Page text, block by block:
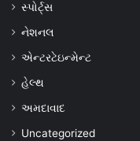
સ્પોર્ટ્સ
નેશનલ
એન્ટરટેઇન્મેન્ટ
હેલ્થ
અમદાવાદ
Uncategorized